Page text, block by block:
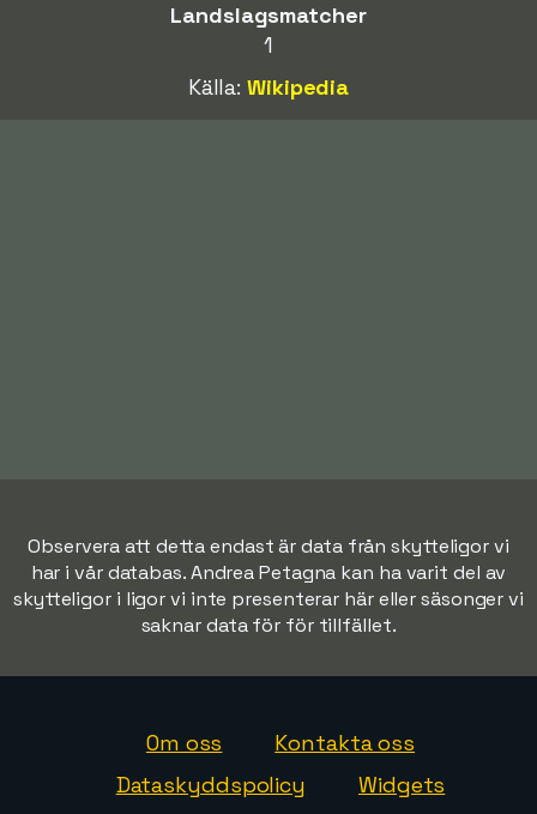
Landslagsmatcher
1
Källa:Wikipedia
Observera att detta endast är data från skytteligor vi
har i vår databas. Andrea Petagna kan ha varit del av
skytteligor i ligor vi inte presenterar här eller säsonger vi
saknar data för för tillfället.
Om oss
Kontakta oss
Dataskyddspolicy
Widgets